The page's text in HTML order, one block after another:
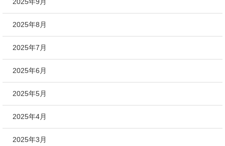
2025年8月
2025年7月
2025年6月
2025年5月
2025年4月
2025年3月